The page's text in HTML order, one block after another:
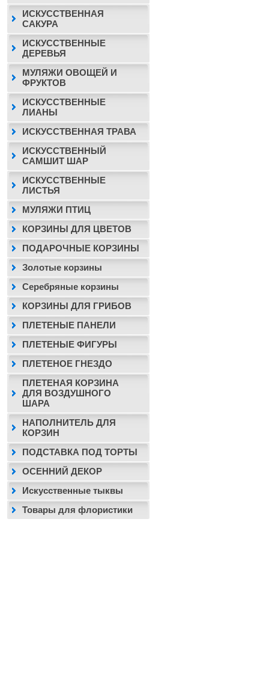
ИСКУССТВЕННАЯ
САКУРА
ИСКУССТВЕННЫЕ
ДЕРЕВЬЯ
МУЛЯЖИ ОВОЩЕЙ И
ФРУКТОВ
ИСКУССТВЕННЫЕ
ЛИАНЫ
ИСКУССТВЕННАЯ ТРАВА
ИСКУССТВЕННЫЙ
САМШИТ ШАР
ИСКУССТВЕННЫЕ
ЛИСТЬЯ
МУЛЯЖИ ПТИЦ
КОРЗИНЫ ДЛЯ ЦВЕТОВ
ПОДАРОЧНЫЕ КОРЗИНЫ
Золотые корзины
Серебряные корзины
КОРЗИНЫ ДЛЯ ГРИБОВ
ПЛЕТЕНЫЕ ПАНЕЛИ
ПЛЕТЕНЫЕ ФИГУРЫ
ПЛЕТЕНОЕ ГНЕЗДО
ПЛЕТЕНАЯ КОРЗИНА
ДЛЯ ВОЗДУШНОГО
ШАРА
НАПОЛНИТЕЛЬ ДЛЯ
КОРЗИН
ПОДСТАВКА ПОД ТОРТЫ
ОСЕННИЙ ДЕКОР
Искусственные тыквы
Товары для флористики